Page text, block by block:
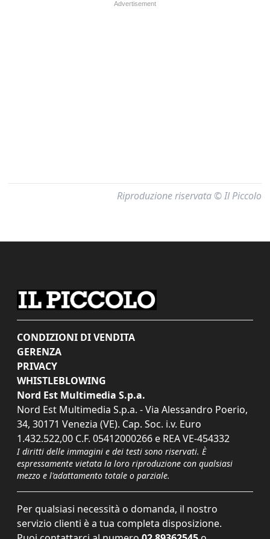
Riproduzione riservata © Il Piccolo
CONDIZIONI DI VENDITA
GERENZA
PRIVACY
WHISTLEBLOWING
Nord Est Multimedia S.p.a.
Nord Est Multimedia S.p.a. - Via Alessandro Poerio,
34, 30171 Venezia (VE). Cap. Soc. i.v. Euro
1.432.522,00 C.F. 05412000266 e REA VE-454332
I diritti delle immagini e dei testi sono riservati. È
espressamente vietata la loro riproduzione con qualsiasi
mezzo e l'adattamento totale o parziale.
Per qualsiasi necessità o domanda, il nostro
servizio clienti è a tua completa disposizione.